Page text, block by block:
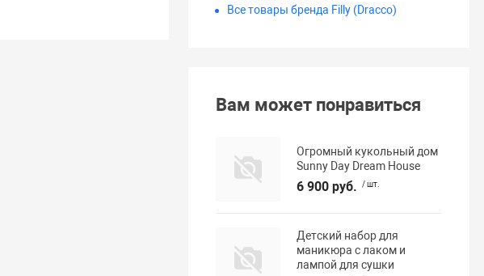
Все товары бренда Filly (Dracco)
Вам может понравиться
Огромный кукольный дом
Sunny Day Dream House
6 900 руб. / шт.
Детский набор для
маникюра с лаком и
лампой для сушки